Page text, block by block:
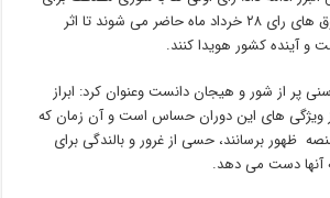
یک انتخاب در پای صندوق های رای ۲۸ خرداد ماه حاضر می شوند تا اثر
و آینده کشور هویدا کنند.
پر از شور و هیجان دانست وعنوان کرد: ابراز
ویژگی های این دوران حساس است و آن زمان که
ظهور برسانند، حسی از غرور و بالندگی برای
آنها دست می دهد.